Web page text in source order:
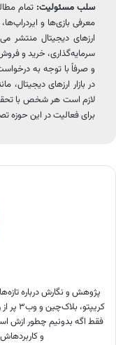
سلب مسئولیت: تمام
معرفی بازی‌ها و
ارزهای دیجیتال منتشر
سرمایه‌گذاری، خرید و
و صرفاً با توجه به
در بازار ارزهای دیجیتال،
لازم است هر شخص با
برای فعالیت در این حوزه
پژوهش و نگارش درباره
فقط اگه بدونیم چطور ازش
و